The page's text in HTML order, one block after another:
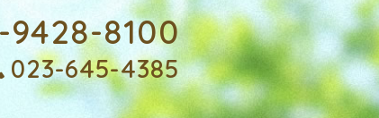
9428-8100
023-645-4385